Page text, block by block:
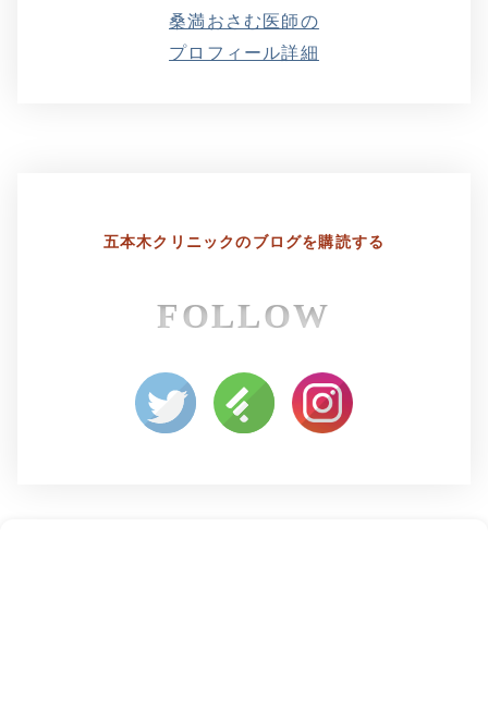
桑満おさむ医師の
プロフィール詳細
五本木クリニックのブログを購読する
FOLLOW